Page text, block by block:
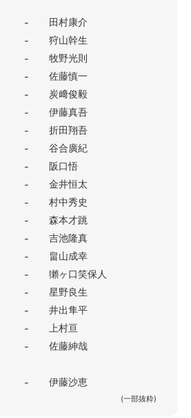
-
田村康介
-
狩山幹生
-
牧野光則
-
佐藤慎一
-
炭﨑俊毅
-
伊藤真吾
-
折田翔吾
-
谷合廣紀
-
阪口悟
-
金井恒太
-
村中秀史
-
森本才跳
-
吉池隆真
-
畠山成幸
-
獺ヶ口笑保人
-
星野良生
-
井出隼平
-
上村亘
-
佐藤紳哉
- 伊藤沙恵
(一部抜粋)